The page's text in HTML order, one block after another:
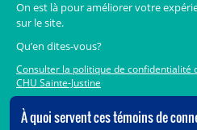
Accès aux documents des